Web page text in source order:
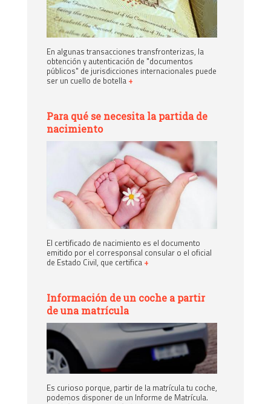
En algunas transacciones transfronterizas, la
obtención y autenticación de "documentos
públicos" de jurisdicciones internacionales puede
ser un cuello de botella +
Para qué se necesita la partida de
nacimiento
El certificado de nacimiento es el documento
emitido por el corresponsal consular o el oficial
de Estado Civil, que certifica +
Información de un coche a partir
de una matrícula
Es curioso porque, partir de la matrícula tu coche,
podemos disponer de un Informe de Matrícula.